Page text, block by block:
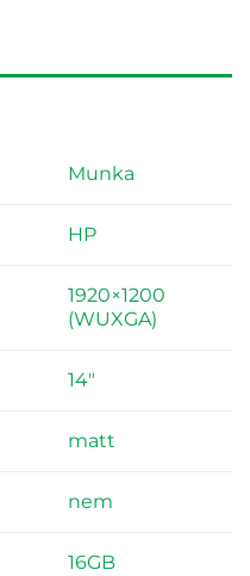
Munka
HP
1920×1200
(WUXGA)
14"
matt
nem
16GB